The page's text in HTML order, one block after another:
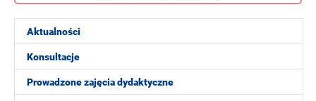
Aktualności
Konsultacje
Prowadzone zajęcia dydaktyczne